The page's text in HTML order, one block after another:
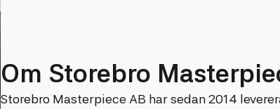
Om Storebro
Storebro Masterpiece AB har sedan 2014